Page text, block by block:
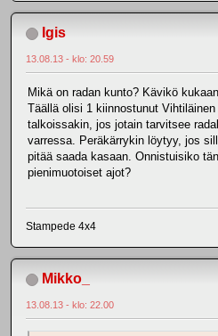
Igis
13.08.13 - klo: 20.59
Mikä on radan kunto? Kävikö
Täällä olisi 1 kiinnostunut
talkoissakin, jos jotain tarvitsee
varressa. Peräkärrykin löytyy, jos
pitää saada kasaan. Onnistuisiko
pienimuotoiset ajot?
Stampede 4x4
Mikko_
13.08.13 - klo: 22.00